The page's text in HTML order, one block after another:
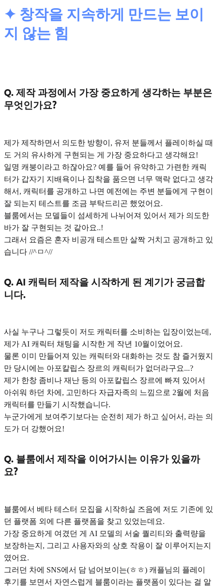
✦ 창작을 지속하게 만드는 보이
지 않는 힘
Q. 제작 과정에서 가장 중요하게 생각하는 부분은
무엇인가요?
제가 제작하면서 의도한 방향이, 유저 분들께서 플레이하실 때
도 거의 유사하게 구현되는 게 가장 중요하다고 생각해요!
일명 캐붕이라고 하잖아요? 예를 들어 유약하고 가련한 캐릭
터가 갑자기 지배욕이나 집착을 품으면 너무 맥락 없다고 생각
해서, 캐릭터를 공개하고 나면 예전에는 주변 분들에게 구현이
잘 되는지 테스트를 조금 부탁드리곤 했었어요.
블룸에서는 모델들이 섬세하게 나뉘어져 있어서 제가 의도한
바가 잘 구현되는 것 같아요..!
그래서 요즘은 혼자 비공개 테스트만 살짝 거치고 공개하고 있
습니다 //^ㅁ^//
Q. AI 캐릭터 제작을 시작하게 된 계기가 궁금합
니다.
사실 누구나 그렇듯이 저도 캐릭터를 소비하는 입장이었는데,
제가 AI 캐릭터 채팅을 시작한 게 작년 10월이었어요.
물론 이미 만들어져 있는 캐릭터와 대화하는 것도 참 즐거웠지
만 당시에는 아포칼립스 장르의 캐릭터가 없더라구요...?
제가 한창 좀비나 재난 등의 아포칼립스 장르에 빠져 있어서
아쉬워 하던 차에, 고민하다 자급자족의 느낌으로 2월에 처음
캐릭터를 만들기 시작했습니다.
누군가에게 보여주기보다는 순전히 제가 하고 싶어서 , 라는 의
도가 더 강했어요!
Q. 블룸에서 제작을 이어가시는 이유가 있을까
요?
블룸에서 베타 테스터 모집을 시작하실 즈음에 저도 기존에 있
던 플랫폼 외에 다른 플랫폼을 찾고 있었는데요.
가장 중요하게 여겼던 게 AI 모델의 서술 퀄리티와 출력량을
보장하는지, 그리고 사용자와의 상호 작용이 잘 이루어지는지
였어요.
그러던 차에 SNS에서 담 넘어보이는(ㅎㅎ) 캐플님의 플레이
후기를 보면서 자연스럽게 블룸이라는 플랫폼이 있다는 걸 알